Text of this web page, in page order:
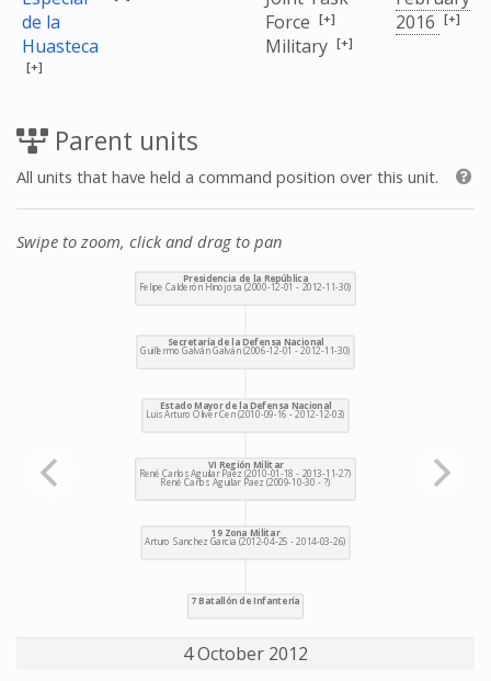
de la
Huasteca
[+]
Force [+]
Military [+]
2016 [+]
Parent units
All units that have held a command position over this unit.
Swipe to zoom, click and drag to pan
4 October 2012